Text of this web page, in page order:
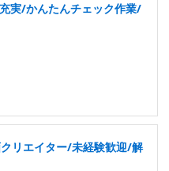
実/かんたんチェック作業/
リエイター/未経験歓迎/解